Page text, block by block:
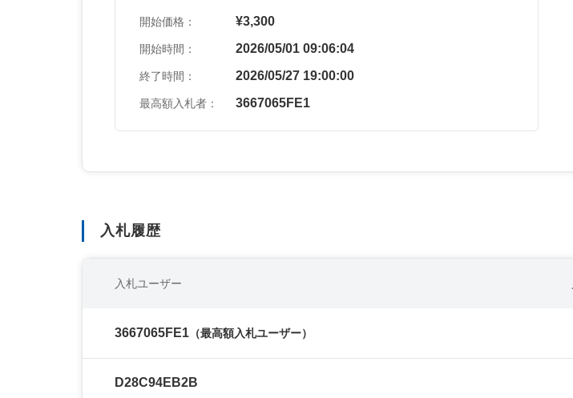
開始価格： ¥3,300
開始時間： 2026/05/01 09:06:04
終了時間： 2026/05/27 19:00:00
最高額入札者： 3667065FE1
入札履歴
入札ユーザー
3667065FE1 （最高額入札ユーザー）
D28C94EB2B